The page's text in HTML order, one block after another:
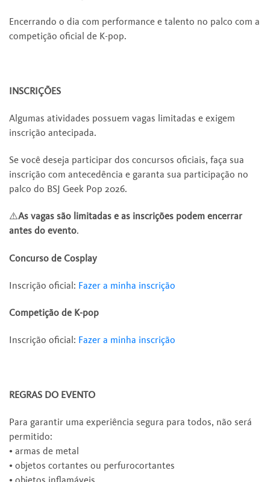
Encerrando o dia com performance e talento no palco com a
competição oficial de K-pop.
INSCRIÇÕES
Algumas atividades possuem vagas limitadas e exigem
inscrição antecipada.
Se você deseja participar dos concursos oficiais, faça sua
inscrição com antecedência e garanta sua participação no
palco do BSJ Geek Pop 2026.
⚠️As vagas são limitadas e as inscrições podem encerrar
antes do evento.
Concurso de Cosplay
Inscrição oficial: Fazer a minha inscrição
Competição de K-pop
Inscrição oficial: Fazer a minha inscrição
REGRAS DO EVENTO
Para garantir uma experiência segura para todos, não será
permitido:
• armas de metal
• objetos cortantes ou perfurocortantes